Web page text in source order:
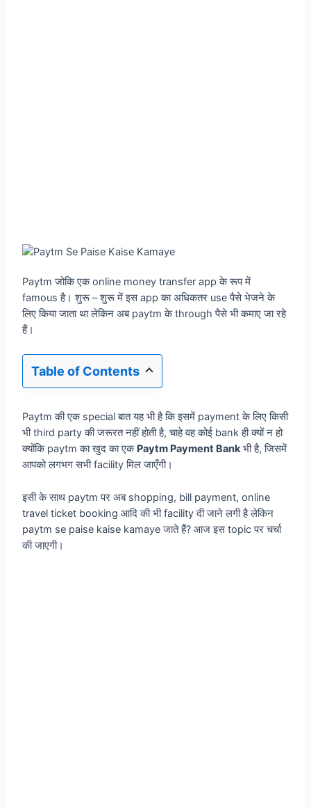
Paytm जोकि एक online money transfer app के रूप में
famous है। शुरू – शुरू में इस app का अधिकतर use पैसे भेजने के
लिए किया जाता था लेकिन अब paytm के through पैसे भी कमाए जा रहे
हैं।
Table of Contents
Paytm की एक special बात यह भी है कि इसमें payment के लिए किसी
भी third party की जरूरत नहीं होती है, चाहे वह कोई bank ही क्यों न हो
क्योंकि paytm का खुद का एक Paytm Payment Bankभी है, जिसमें
आपको लगभग सभी facility मिल जाएँगी।
इसी के साथ paytm पर अब shopping, bill payment, online
travel ticket booking आदि की भी facility दी जाने लगी है लेकिन
paytm se paise kaise kamaye जाते हैं? आज इस topic पर चर्चा
की जाएगी।